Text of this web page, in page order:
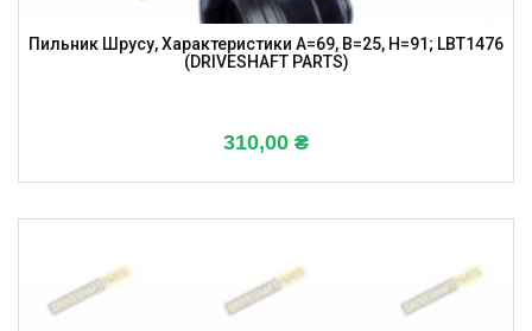
Пильник Шрусу, Характеристики A=69, B=25, H=91; LBT1476
(DRIVESHAFT PARTS)
310,00 ₴